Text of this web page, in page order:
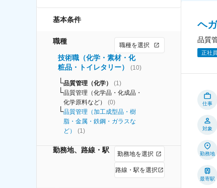
基本条件
職種 職種を選択
技術職（化学・素材・化
粧品・トイレタリー）
(10)
品質管理（化学） (1)
品質管理（化学品・化成品・
化学原料など）
(0)
品質管理（加工成型品・樹
脂・金属・鉄鋼・ガラスな
ど）
(1)
勤務地、路線・駅 勤務地を選択
路線・駅を選択
ヘ
品質
正社員
仕事
対象
勤務地
最寄駅